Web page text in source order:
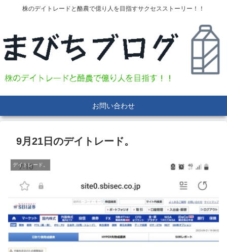
株のデイトレードと酪農で億り人を目指すサクセスストーリー！！
お問い合わせ
9月21日のデイトレード。
デイトレード。